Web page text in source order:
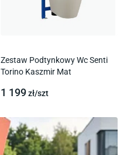
Zestaw Podtynkowy Wc Senti
Torino Kaszmir Mat
1 199zł/szt